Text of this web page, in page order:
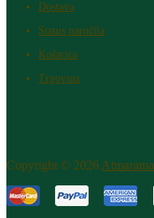
Dostava
Status naročila
Košarica
Trgovina
Copyright © 2026 Atm​arama